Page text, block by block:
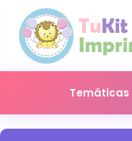
Temáticas